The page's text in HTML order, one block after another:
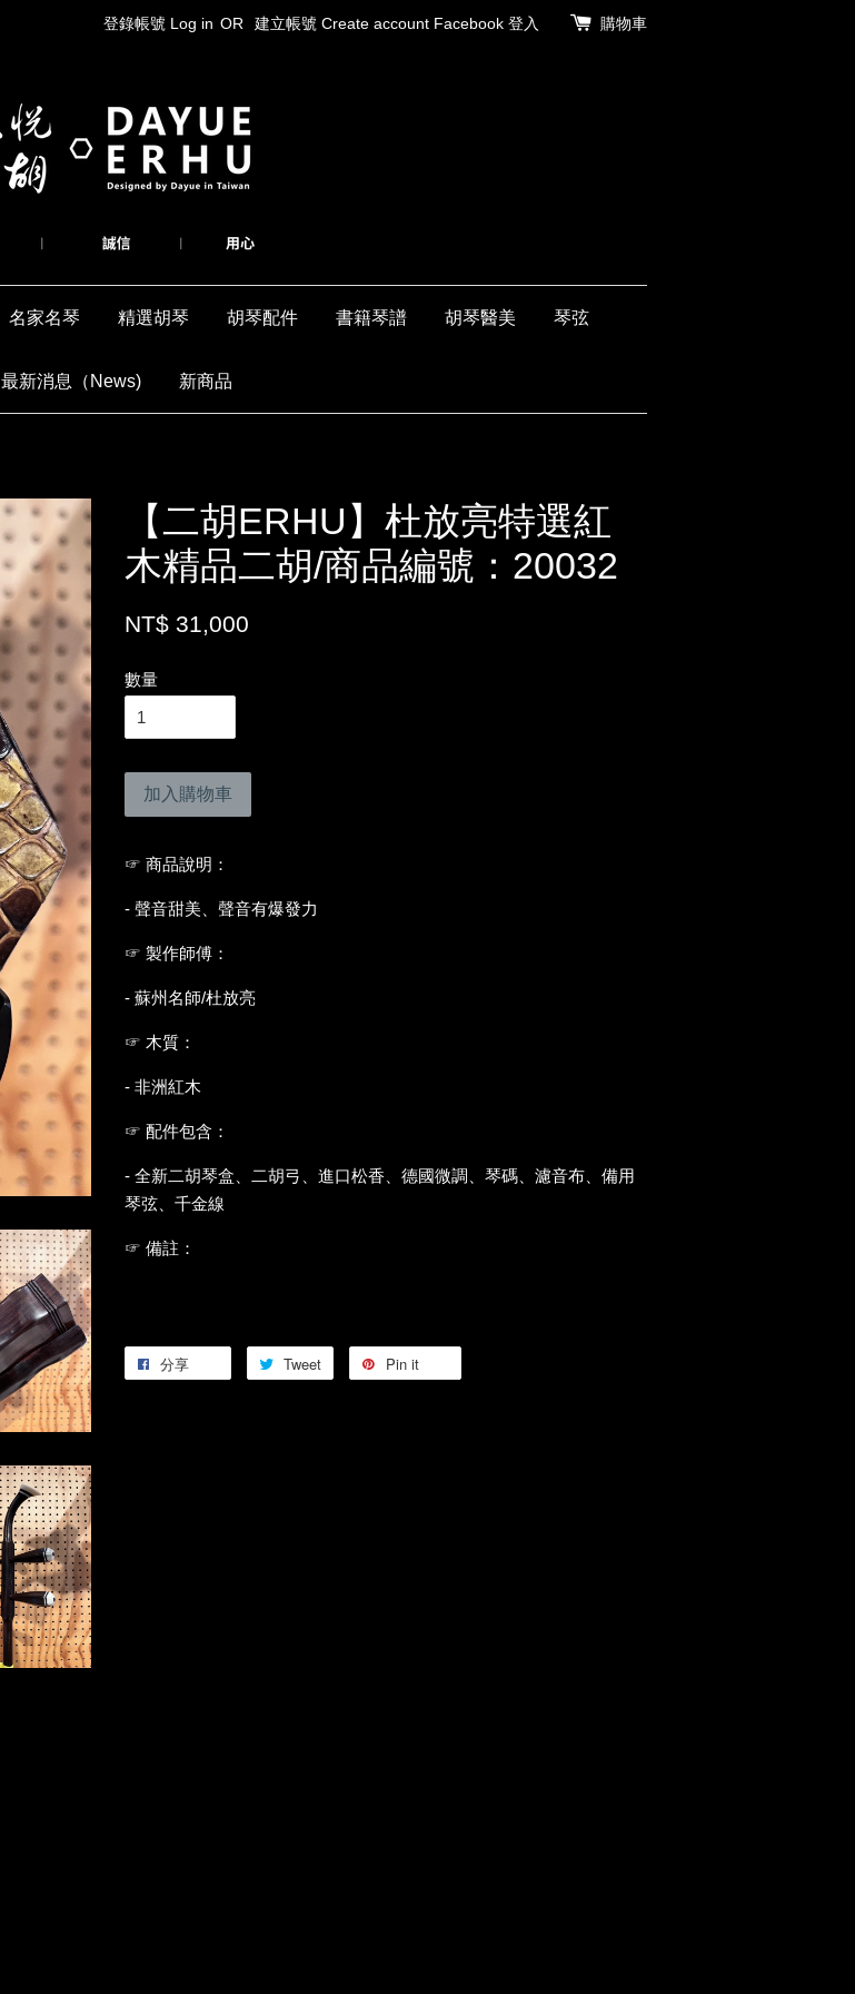
登錄帳號 Log in OR 建立帳號 Create account Facebook 登入 購物車
名家名琴 精選胡琴 胡琴配件 書籍琴譜 胡琴醫美 琴弦
最新消息（News) 新商品
【二胡ERHU】杜放亮特選紅
木精品二胡/商品編號：20032
NT$ 31,000
數量
加入購物車
☞ 商品說明：
- 聲音甜美、聲音有爆發力
☞ 製作師傅：
- 蘇州名師/杜放亮
☞ 木質：
- 非洲紅木
☞ 配件包含：
- 全新二胡琴盒、二胡弓、進口松香、德國微調、琴碼、濾音布、備用
琴弦、千金線
☞ 備註：
分享 Tweet Pin it